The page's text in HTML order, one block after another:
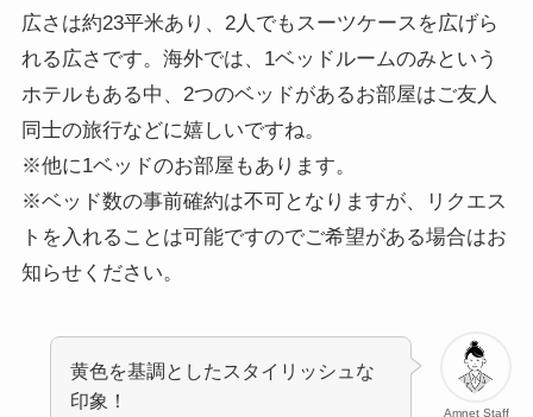
広さは約23平米あり、2人でもスーツケースを広げら
れる広さです。海外では、1ベッドルームのみという
ホテルもある中、2つのベッドがあるお部屋はご友人
同士の旅行などに嬉しいですね。
※他に1ベッドのお部屋もあります。
※ベッド数の事前確約は不可となりますが、リクエス
トを入れることは可能ですのでご希望がある場合はお
知らせください。
Amnet Staff
黄色を基調としたスタイリッシュな
印象！